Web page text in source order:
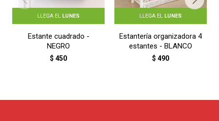
LLEGA EL LUNES
Estante cuadrado -
NEGRO
$ 450
LLEGA EL LUNES
Estantería organizadora 4
estantes - BLANCO
$ 490